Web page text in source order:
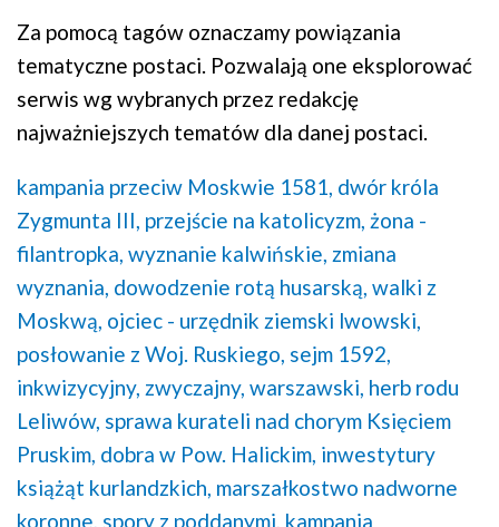
Za pomocą tagów oznaczamy powiązania
tematyczne postaci. Pozwalają one eksplorować
serwis wg wybranych przez redakcję
najważniejszych tematów dla danej postaci.
kampania przeciw Moskwie 1581, dwór króla
Zygmunta III, przejście na katolicyzm, żona -
filantropka, wyznanie kalwińskie, zmiana
wyznania, dowodzenie rotą husarską, walki z
Moskwą, ojciec - urzędnik ziemski lwowski,
posłowanie z Woj. Ruskiego, sejm 1592,
inkwizycyjny, zwyczajny, warszawski, herb rodu
Leliwów, sprawa kurateli nad chorym Księciem
Pruskim, dobra w Pow. Halickim, inwestytury
książąt kurlandzkich, marszałkostwo nadworne
koronne, spory z poddanymi, kampania